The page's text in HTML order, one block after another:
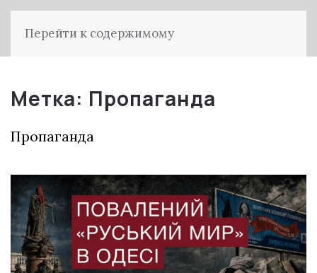
Перейти к содержимому
Метка: Пропаганда
Пропаганда